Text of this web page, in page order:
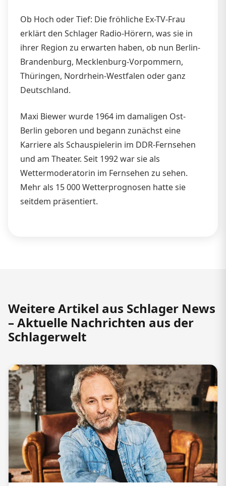
Ob Hoch oder Tief: Die fröhliche Ex-TV-Frau
erklärt den Schlager Radio-Hörern, was sie in
ihrer Region zu erwarten haben, ob nun Berlin-
Brandenburg, Mecklenburg-Vorpommern,
Thüringen, Nordrhein-Westfalen oder ganz
Deutschland.
Maxi Biewer wurde 1964 im damaligen Ost-
Berlin geboren und begann zunächst eine
Karriere als Schauspielerin im DDR-Fernsehen
und am Theater. Seit 1992 war sie als
Wettermoderatorin im Fernsehen zu sehen.
Mehr als 15 000 Wetterprognosen hatte sie
seitdem präsentiert.
Weitere Artikel aus Schlager News
– Aktuelle Nachrichten aus der
Schlagerwelt